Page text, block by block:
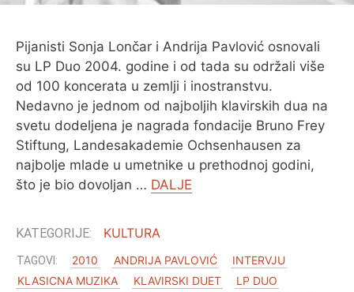
Pijanisti Sonja Lončar i Andrija Pavlović osnovali
su LP Duo 2004. godine i od tada su održali više
od 100 koncerata u zemlji i inostranstvu.
Nedavno je jednom od najboljih klavirskih dua na
svetu dodeljena je nagrada fondacije Bruno Frey
Stiftung, Landesakademie Ochsenhausen za
najbolje mlade u umetnike u prethodnoj godini,
što je bio dovoljan … DALJE
KULTURA
2010 ANDRIJA PAVLOVIĆ
INTERVJU
KLASICNA MUZIKA
KLAVIRSKI DUET
LP DUO